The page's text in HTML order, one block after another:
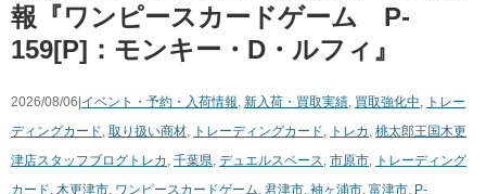
報『ワンピースカードゲーム P-
159[P]：モンキー・D・ルフィ』
2026/08/06| イベント・予約・入荷情報, 新入荷・買取実績, 買取強化中, トレー
ディングカード, 取り扱い商材, トレーディングカード, トレカ , 桃太郎王国木更
津店スタッフブログ トレカ , 千葉県, デュエルスペース, 市原市, トレーディング
カード, 木更津市, ワンピースカードゲーム, 君津市, 袖ヶ浦市, 富津市, P-